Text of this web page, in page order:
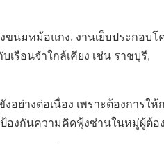
ขนมหม้อแกง, งานเย็บประกอบโ
รือนจำใกล้เคียง เช่น ราชบุรี,
ย่างต่อเนื่อง เพราะต้องการให้
องกันความคิดฟุ้งซ่านในหมู่ผู้ต้อ